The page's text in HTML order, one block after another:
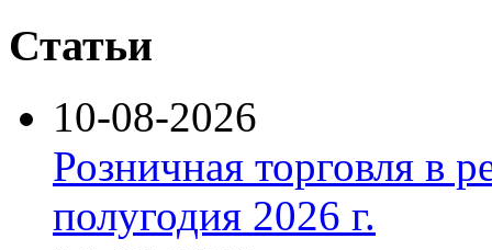
Статьи
10-08-2026
Розничная торговля в
полугодия 2026 г.